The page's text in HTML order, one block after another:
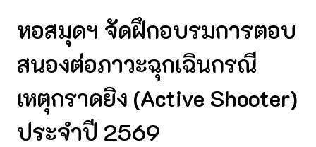
หอสมุดฯ จัดฝึกอบรมการตอบ
สนองต่อภาวะฉุกเฉินกรณี
เหตุกราดยิง (Active Shooter)
ประจำปี 2569